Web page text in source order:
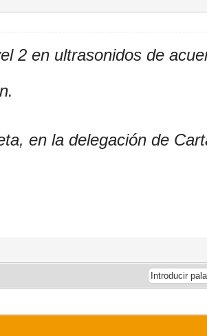
2 en ultrasonidos de
en la delegación de